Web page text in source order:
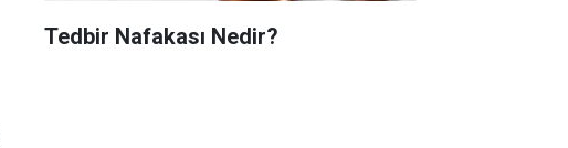
Tedbir Nafakası Nedir?